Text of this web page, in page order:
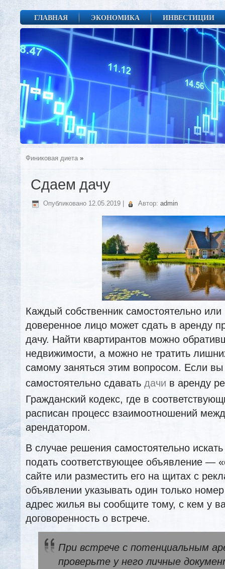
ГЛАВНАЯ ЭКОНОМИКА ИНВЕСТИЦИИ
Финиковая диета »
Сдаем дачу
Опубликовано 12.05.2019 Автор: admin
Каждый собственник самостоятельно или
доверенное лицо может сдать в аренду
дачу. Найти квартирантов можно
недвижимости, а можно не тратить
самому заняться этим вопросом. Если вы
самостоятельно сдавать дачи в аренду
Гражданский кодекс, где в
расписан процесс взаимоотношений
арендатором.
В случае решения самостоятельно
подать соответствующее объявление —
сайте или разместить его на щитах с
объявлении указывать один только
адрес жилья вы сообщите тому, с кем у
договоренность о встрече.
При встрече с потенциальным
проверьте у него личные